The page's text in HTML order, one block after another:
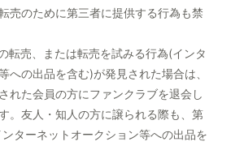
売のために第三者に提供する行為も禁
転売、または転売を試みる行為(インタ
への出品を含む)が発見された場合は、
れた会員の方にファンクラブを退会し
。友人・知人の方に譲られる際も、第
ターネットオークション等への出品を